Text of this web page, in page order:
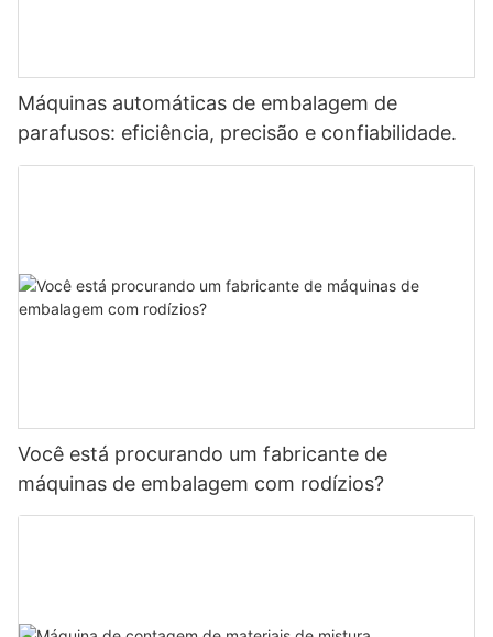
Máquinas automáticas de embalagem de
parafusos: eficiência, precisão e confiabilidade.
Você está procurando um fabricante de
máquinas de embalagem com rodízios?